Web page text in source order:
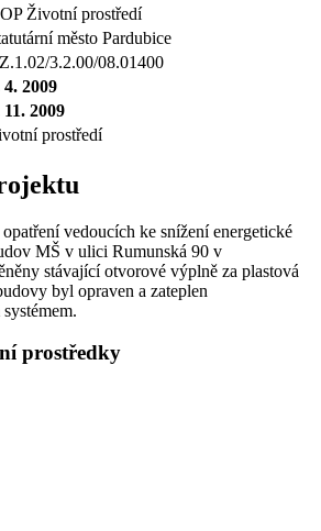
Životní prostředí
město Pardubice
3.2.00/08.01400
4. 2009
11. 2009
prostředí
vedoucích ke snížení energetické
MŠ v ulici Rumunská 90 v
stávající otvorové výplně za plastová
byl opraven a zateplen
prostředky